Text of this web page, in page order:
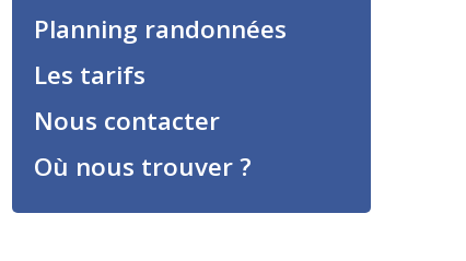
Planning randonnées
Les tarifs
Nous contacter
Où nous trouver ?